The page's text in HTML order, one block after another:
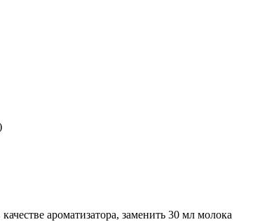
ароматизатора, заменить 30 мл молока